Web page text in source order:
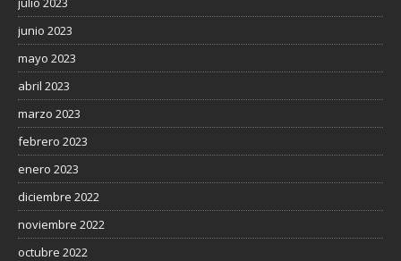
junio 2023
mayo 2023
abril 2023
marzo 2023
febrero 2023
enero 2023
diciembre 2022
noviembre 2022
octubre 2022